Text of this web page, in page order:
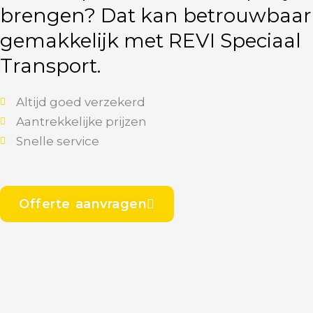
brengen? Dat kan
gemakkelijk met REVI Speciaal
Transport.
Altijd goed verzekerd
Aantrekkelijke prijzen
Snelle service
Offerte aanvragen